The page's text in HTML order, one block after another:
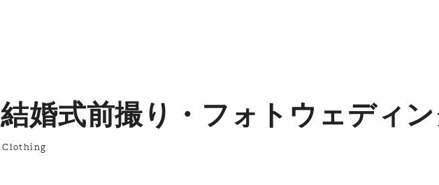
結婚式前撮り・フォトウェディ
Clothing